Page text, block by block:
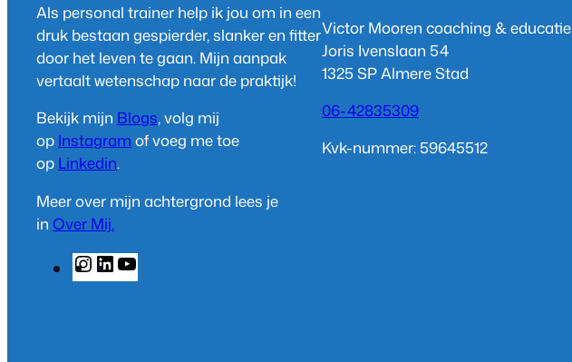
Als personal trainer help ik jou om in een
druk bestaan gespierder, slanker en fitter
door het leven te gaan. Mijn aanpak
vertaalt wetenschap naar de praktijk!
Bekijk mijn Blogs, volg mij
op Instagram of voeg me toe
op Linkedin.
Meer over mijn achtergrond lees je
in Over Mij.
I
L
Victor Mooren coaching & educatie
Joris Ivenslaan 54
1325 SP Almere Stad
06-42835309
Kvk-nummer: 59645512